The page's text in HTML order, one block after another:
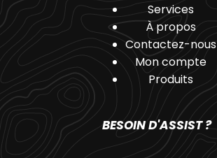
Services
À propos
Contactez-nous
Mon compte
Produits
BESOIN D'ASSIST ?